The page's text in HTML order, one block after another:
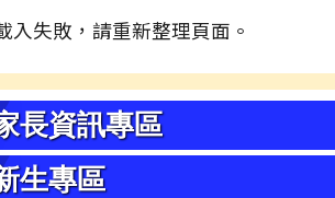
入失敗，請重新整理頁面。
長資訊專區
生專區